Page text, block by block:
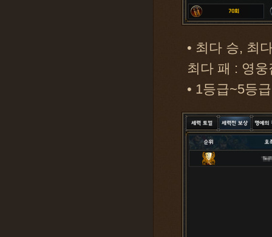
• 최다 승, 최
최다 패 : 영
• 1등급~5등